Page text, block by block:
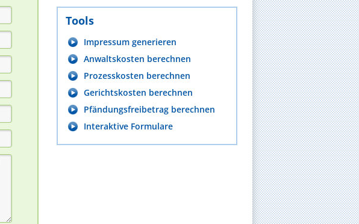
Tools
Impressum generieren
Anwaltskosten berechnen
Prozesskosten berechnen
Gerichtskosten berechnen
Pfändungsfreibetrag berechnen
Interaktive Formulare